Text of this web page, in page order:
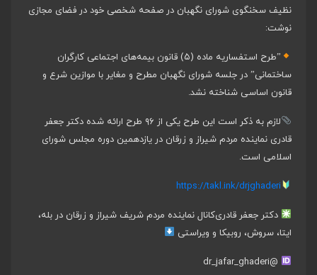
نظیف سخنگوی شورای نگهبان در صفحه شخصی خود در فضای مجازی
نوشت:
”طرح استفساریه ماده (۵) قانون بیمه‌های اجتماعی کارگران
ساختمانی” در جلسه شورای نگهبان مطرح و مغایر با موازین شرع و
قانون اساسی شناخته نشد.
لازم به ذکر است این طرح یکی از ۹۶ طرح ارائه
شده دکتر جعفر
قادری نماینده مردم شیراز و زرقان در یازدهمین دوره مجلس شورای
اسلامی است.
https://takl.ink/drjghaderi
دکتر جعفر قادریکانال نماینده مردم شریف شیراز و زرقان در بله،
ایتا، سروش، روبیکا و ویراستی
@dr_jafar_ghaderi